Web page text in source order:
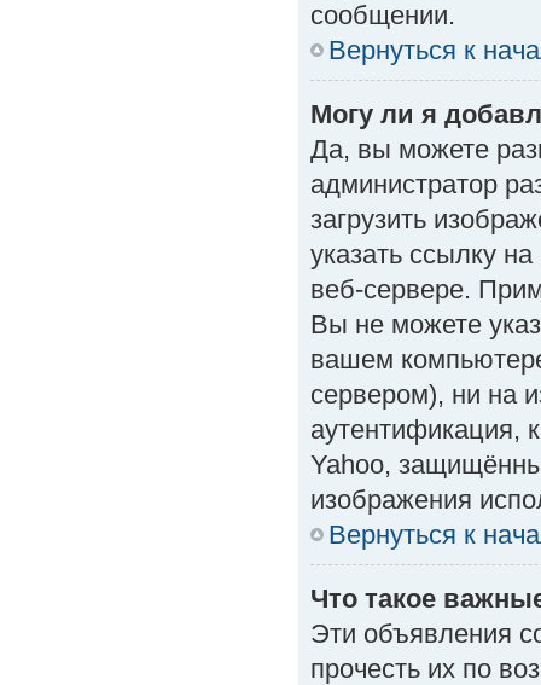
сообщении.
Вернуться к
Могу ли я
Да, вы можете
администратор
загрузить
указать ссылку
веб-сервере.
Вы не можете
вашем
сервером), ни на
аутентификация,
Yahoo,
изображения
Вернуться к
Что такое
Эти объявления
прочесть их по